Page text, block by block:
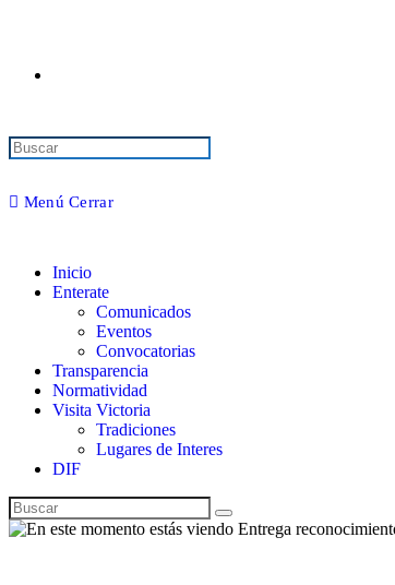
Buscar
en
webMenú Cerrar
Inicio
Enterate
Comunicados
Eventos
Convocatorias
Transparencia
Normatividad
Visita Victoria
Tradiciones
Lugares de Interes
DIF